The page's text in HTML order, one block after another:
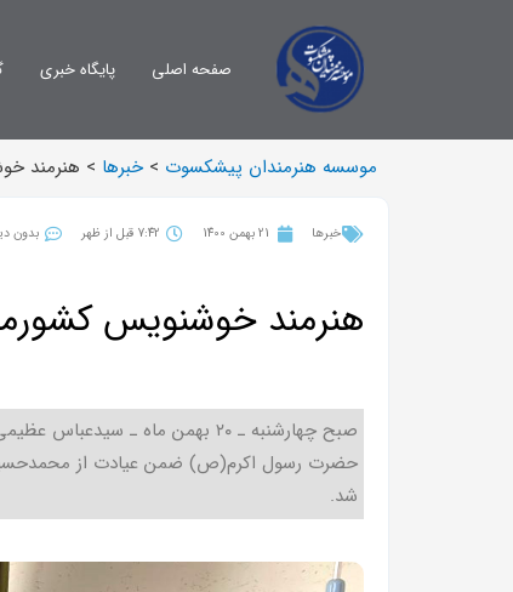
صفحه اصلی پایگاه خبری
موسسه هنرمندان پیشکسوت >خبرها > هنرمند
خبرها 21 بهمن 1400 7:42 قبل از ظهر بدون
هنرمند خوشنویس
صبح چهارشنبه ـ ۲۰ بهمن ماه ـ
حضرت رسول اکرم(ص) ضمن عیادت از
شد.